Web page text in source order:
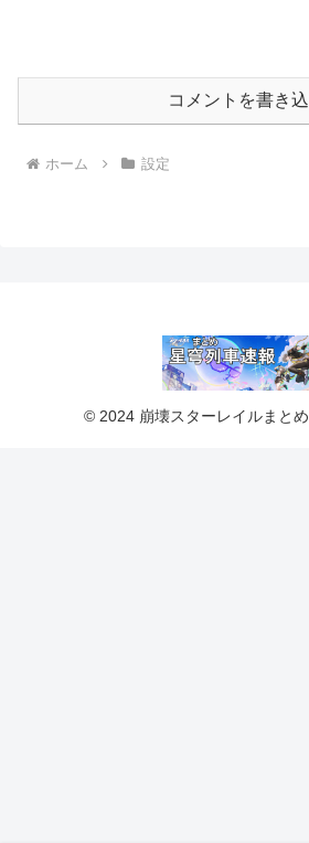
コメントを書き
ホーム 設定
© 2024 崩壊スターレイルまと